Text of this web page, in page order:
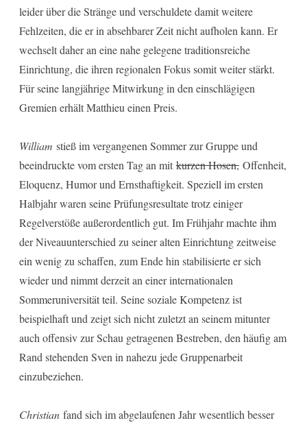
leider über die Stränge und verschuldete damit weitere
Fehlzeiten, die er in absehbarer Zeit nicht aufholen kann. Er
wechselt daher an eine nahe gelegene traditionsreiche
Einrichtung, die ihren regionalen Fokus somit weiter stärkt.
Für seine langjährige Mitwirkung in den einschlägigen
Gremien erhält Matthieu einen Preis.
William stieß im vergangenen Sommer zur Gruppe und
beeindruckte vom ersten Tag an mit kurzen Hosen, Offenheit,
Eloquenz, Humor und Ernsthaftigkeit. Speziell im ersten
Halbjahr waren seine Prüfungsresultate trotz einiger
Regelverstöße außerordentlich gut. Im Frühjahr machte ihm
der Niveauunterschied zu seiner alten Einrichtung zeitweise
ein wenig zu schaffen, zum Ende hin stabilisierte er sich
wieder und nimmt derzeit an einer internationalen
Sommeruniversität teil. Seine soziale Kompetenz ist
beispielhaft und zeigt sich nicht zuletzt an seinem mitunter
auch offensiv zur Schau getragenen Bestreben, den häufig am
Rand stehenden Sven in nahezu jede Gruppenarbeit
einzubeziehen.
Christian fand sich im abgelaufenen Jahr wesentlich besser